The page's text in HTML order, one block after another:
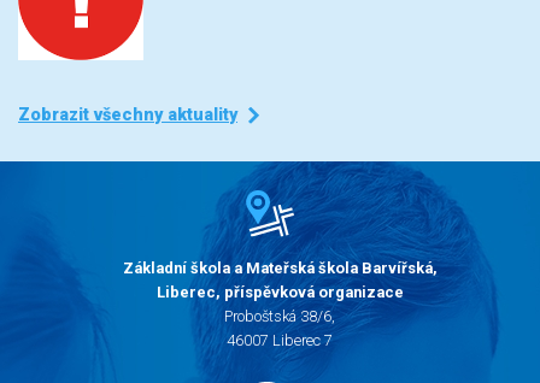
Zobrazit všechny aktuality
Základní škola a Mateřská škola Barvířská,
Liberec, příspěvková organizace
Proboštská 38/6,
46007 Liberec 7